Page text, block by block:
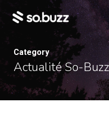
main
Category
Actualité So-Buzz